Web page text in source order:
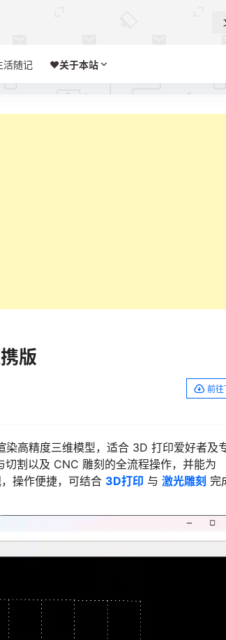
活随记 ❤️‍关于本站
版
前往
高精度三维模型，适合 3D 打印爱好者及
割以及 CNC 雕刻的全流程操作，并能为
操作便捷，可结合 3D打印 与 激光雕刻 完